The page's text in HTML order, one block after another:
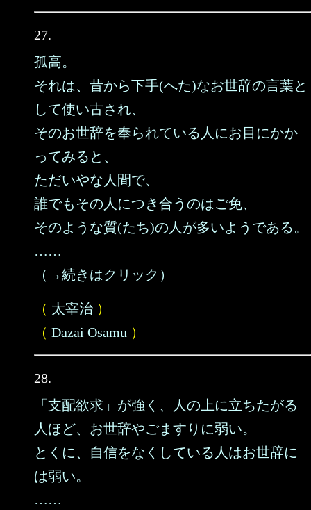
27.
孤高。
それは、昔から下手(へた)なお世辞の言葉と
して使い古され、
そのお世辞を奉られている人にお目にかか
ってみると、
ただいやな人間で、
誰でもその人につき合うのはご免、
そのような質(たち)の人が多いようである。
……
（→続きはクリック）
（ 太宰治 ）
（ Dazai Osamu ）
28.
「支配欲求」が強く、人の上に立ちたがる
人ほど、お世辞やごますりに弱い。
とくに、自信をなくしている人はお世辞に
は弱い。
……